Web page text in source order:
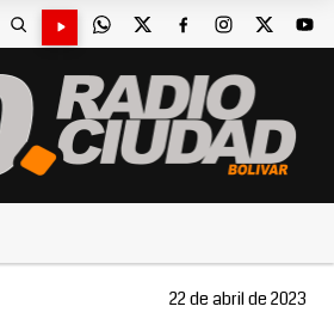
22 de abril de 2023